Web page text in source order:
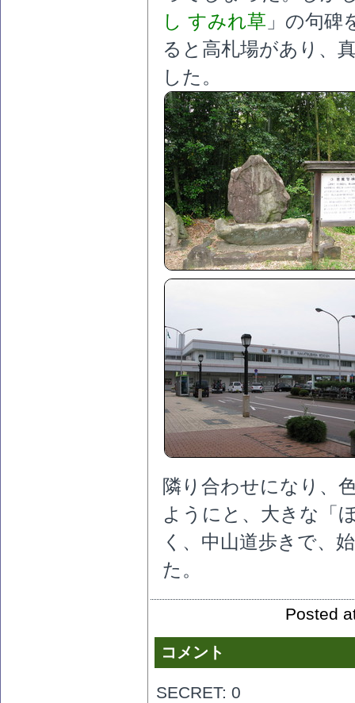
し すみれ草 」の句碑
ると高札場があり、
した。
隣り合わせになり、
ようにと、大きな「
く、中山道歩きで、
た。
Posted
コメント
SECRET: 0